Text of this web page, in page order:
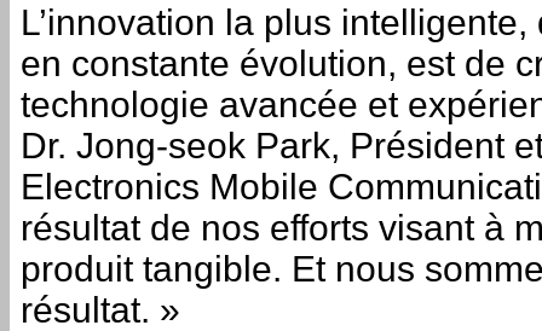
L’innovation la plus
en constante évolution, est de
technologie avancée et
Dr. Jong-seok Park, Président
Electronics Mobile
résultat de nos efforts visant à
produit tangible. Et nous
résultat. »